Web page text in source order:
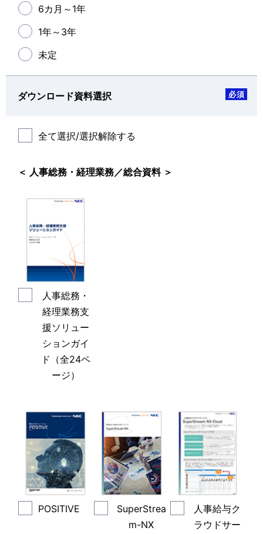
6カ月～1年
1年～3年
未定
ダウンロード資料選択 必須
全て選択/選択解除する
＜ 人事総務・経理業務／総合資料 ＞
人事総務・
経理業務支
援ソリュー
ションガイ
ド（全24ペ
ージ）
POSITIVE
SuperStrea
m-NX
人事給与ク
ラウドサー